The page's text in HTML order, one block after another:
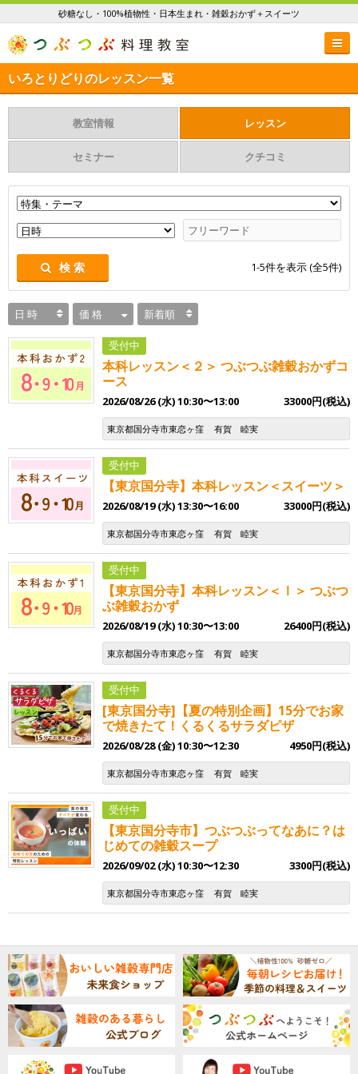
砂糖なし・100%植物性・日本生まれ・雑穀おかず＋スイーツ
いろとりどりのレッスン一覧
教室情報 レッスン
セミナー クチコミ
検 索 1-5件を表示 (全5件)
日 時 価 格 新着順
受付中
本科レッスン＜２＞ つぶつぶ雑穀おかずコ
ース
2026/08/26 (水) 10:30〜13:00 33000円(税込)
東京都国分寺市東恋ヶ窪 有賀 睦実
受付中
【東京国分寺】本科レッスン＜スイーツ＞
2026/08/19 (水) 13:30〜16:00 33000円(税込)
東京都国分寺市東恋ヶ窪 有賀 睦実
受付中
【東京国分寺】本科レッスン＜Ⅰ＞ つぶつ
ぶ雑穀おかず
2026/08/19 (水) 10:30〜13:00 26400円(税込)
東京都国分寺市東恋ヶ窪 有賀 睦実
受付中
[東京国分寺]【夏の特別企画】15分でお家
で焼きたて！くるくるサラダピザ
2026/08/28 (金) 10:30〜12:30 4950円(税込)
東京都国分寺市東恋ヶ窪 有賀 睦実
受付中
【東京国分寺市】つぶつぶってなあに？は
じめての雑穀スープ
2026/09/02 (水) 10:30〜12:30 3300円(税込)
東京都国分寺市東恋ヶ窪 有賀 睦実